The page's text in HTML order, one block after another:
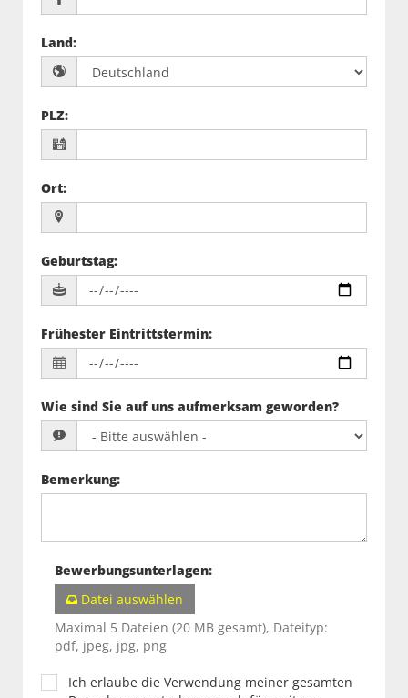
Land:
PLZ:
Ort:
Geburtstag:
Frühester Eintrittstermin:
Wie sind Sie auf uns aufmerksam geworden?
Bemerkung:
Bewerbungsunterlagen:
Datei auswählen
Maximal 5 Dateien (20 MB gesamt), Dateityp:
pdf, jpeg, jpg, png
Ich erlaube die Verwendung meiner gesamten